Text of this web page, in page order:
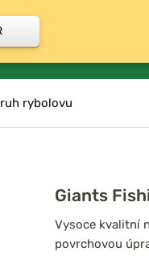
rybolovu
Giants
Vysoce kvalitní
povrchovou